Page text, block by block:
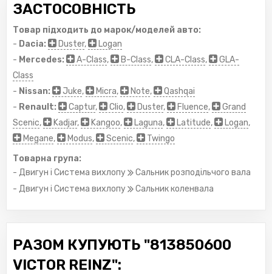
ЗАСТОСОВНІСТЬ
Товар підходить до марок/моделей авто:
- Dacia: Duster,
Logan
- Mercedes: A-Class, B-Class, CLA-Class,
GLA-
Class
- Nissan: Juke, Micra, Note,
Qashqai
- Renault: Captur, Clio, Duster, Fluence,
Grand
Scenic, Kadjar, Kangoo, Laguna, Latitude, Logan,
Megane, Modus, Scenic,
Twingo
Товарна група:
- Двигун і Система вихлопу
Сальник розподільчого вала
- Двигун і Система вихлопу
Сальник коленвала
РАЗОМ КУПУЮТЬ "813850600
VICTOR REINZ":